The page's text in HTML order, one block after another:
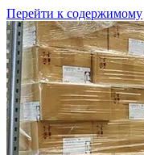
Перейти к содержимому